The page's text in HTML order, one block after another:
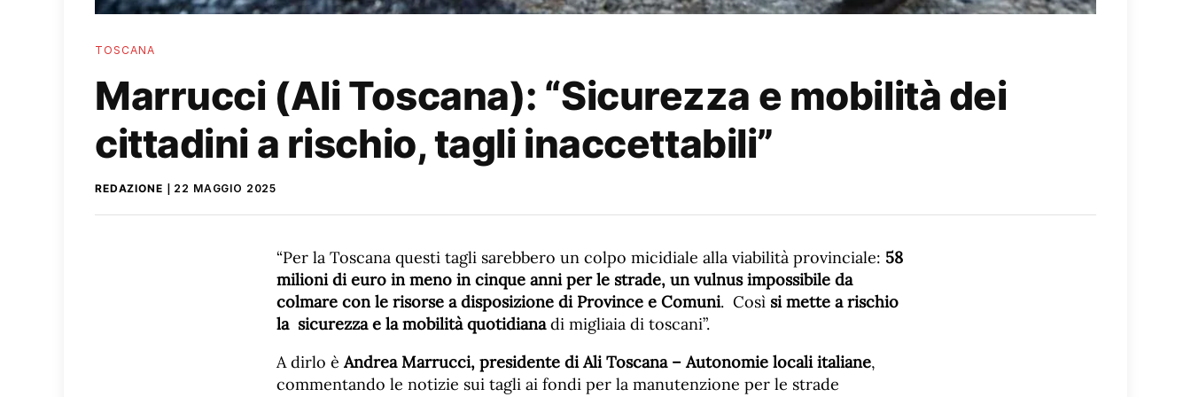
TOSCANA
Marrucci (Ali Toscana): “Sicurezza e mobilità dei
cittadini a rischio, tagli inaccettabili”
REDAZIONE 22 MAGGIO 2025
“Per la Toscana questi tagli sarebbero un colpo micidiale alla viabilità provinciale: 58
milioni di euro in meno in cinque anni per le strade, un vulnus impossibile da
colmare con le risorse a disposizione di Province e Comuni. Così si mette a rischio
la sicurezza e la mobilità quotidianadi migliaia di toscani”.
A dirlo èAndrea Marrucci, presidente di Ali Toscana – Autonomie locali italiane,
commentando le notizie sui tagli ai fondi per la manutenzione per le strade